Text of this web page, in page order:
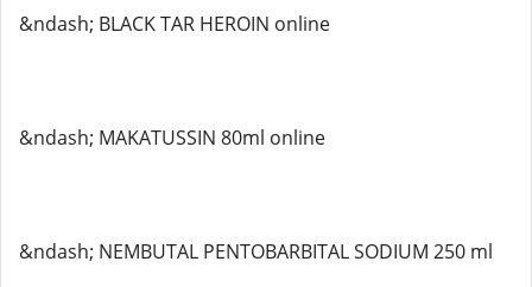
&ndash; BLACK TAR HEROIN online
&ndash; MAKATUSSIN 80ml online
&ndash; NEMBUTAL PENTOBARBITAL SODIUM 250 ml